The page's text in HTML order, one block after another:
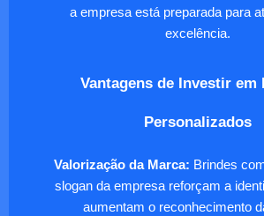
a empresa está preparada para
excelência.
Vantagens de Investir em
Personalizados
Valorização da Marca: Brindes
slogan da empresa reforçam a
aumentam o reconhecimento